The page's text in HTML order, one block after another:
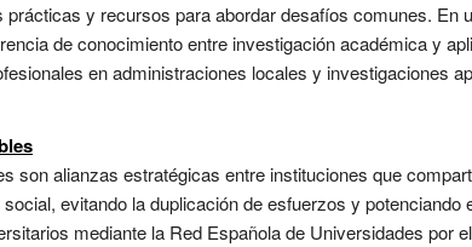
y recursos para abordar desafíos comunes. En
de conocimiento entre investigación académica y
en administraciones locales y investigaciones
son alianzas estratégicas entre instituciones que
evitando la duplicación de esfuerzos y
mediante la Red Española de Universidades por